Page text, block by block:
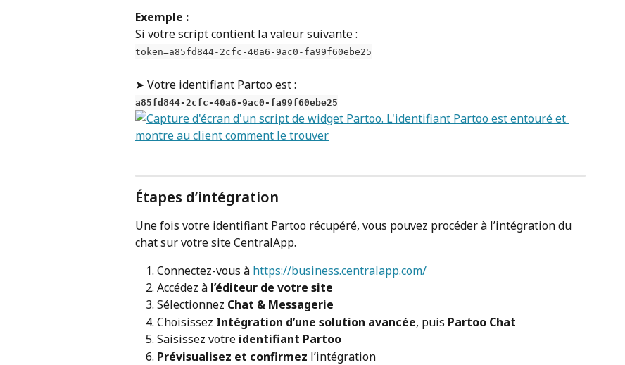
Exemple :
Si votre script contient la valeur suivante :
token=a85fd844-2cfc-40a6-9ac0-fa99f60ebe25
➤ Votre identifiant Partoo est :
a85fd844-2cfc-40a6-9ac0-fa99f60ebe25
Étapes d’intégration
Une fois votre identifiant Partoo récupéré, vous pouvez procéder à l’intégration du
chat sur votre site CentralApp.
Connectez-vous à https://business.centralapp.com/
Accédez à l’éditeur de votre site
Sélectionnez Chat & Messagerie
Choisissez Intégration d’une solution avancée, puis Partoo Chat
Saisissez votre identifiant Partoo
Prévisualisez et confirmez l’intégration